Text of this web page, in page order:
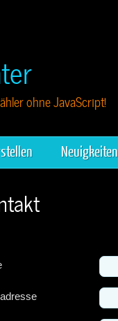
ohne JavaScript!
Neuigkeiten